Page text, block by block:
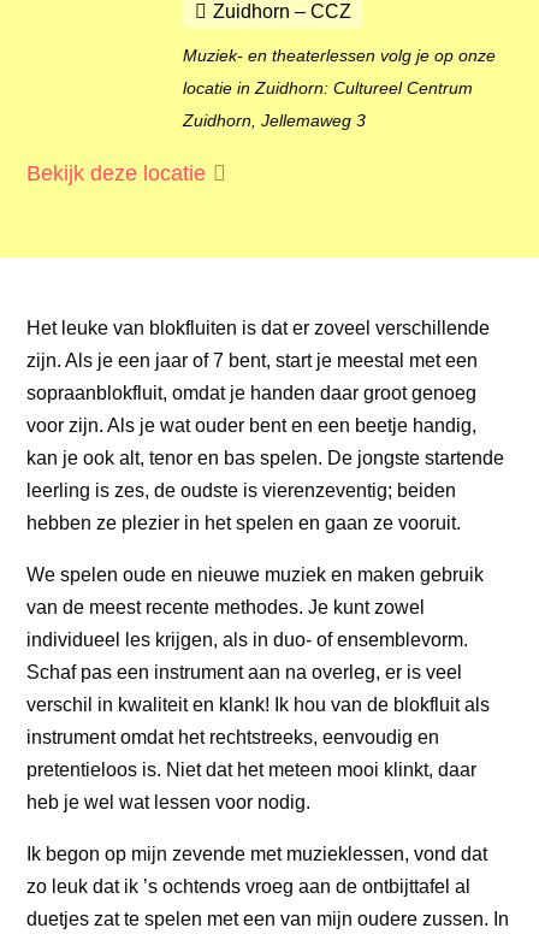
Zuidhorn – CCZ
Muziek- en theaterlessen volg je op onze
locatie in Zuidhorn: Cultureel Centrum
Zuidhorn, Jellemaweg 3
Bekijk deze locatie
Het leuke van blokfluiten is dat er zoveel verschillende
zijn. Als je een jaar of 7 bent, start je meestal met een
sopraanblokfluit, omdat je handen daar groot genoeg
voor zijn. Als je wat ouder bent en een beetje handig,
kan je ook alt, tenor en bas spelen. De jongste startende
leerling is zes, de oudste is vierenzeventig; beiden
hebben ze plezier in het spelen en gaan ze vooruit.
We spelen oude en nieuwe muziek en maken gebruik
van de meest recente methodes. Je kunt zowel
individueel les krijgen, als in duo- of ensemblevorm.
Schaf pas een instrument aan na overleg, er is veel
verschil in kwaliteit en klank! Ik hou van de blokfluit als
instrument omdat het rechtstreeks, eenvoudig en
pretentieloos is. Niet dat het meteen mooi klinkt, daar
heb je wel wat lessen voor nodig.
Ik begon op mijn zevende met muzieklessen, vond dat
zo leuk dat ik ’s ochtends vroeg aan de ontbijttafel al
duetjes zat te spelen met een van mijn oudere zussen. In